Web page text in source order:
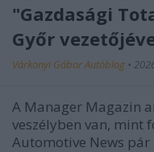
"Gazdasági
Győr
Várkonyi Gábor Autóblog •
A Manager Magazin
veszélyben van, mint
Automotive News pár